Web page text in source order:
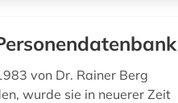
von Dr. Rainer Berg
wurde sie in neuerer Zeit